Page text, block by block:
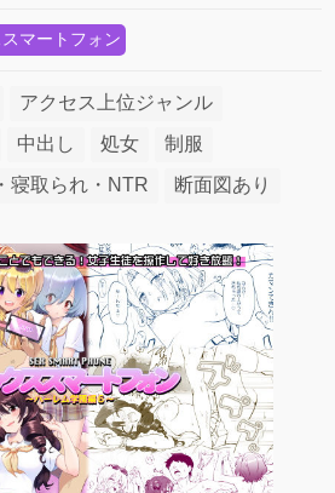
マートフォン
アクセス上位ジャンル
中出し 処女
制服
寝取られ・NTR 断面図あり